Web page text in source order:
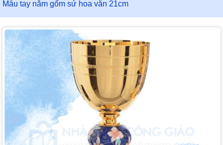
Mẫu tay nắm gốm sứ hoa văn 21cm